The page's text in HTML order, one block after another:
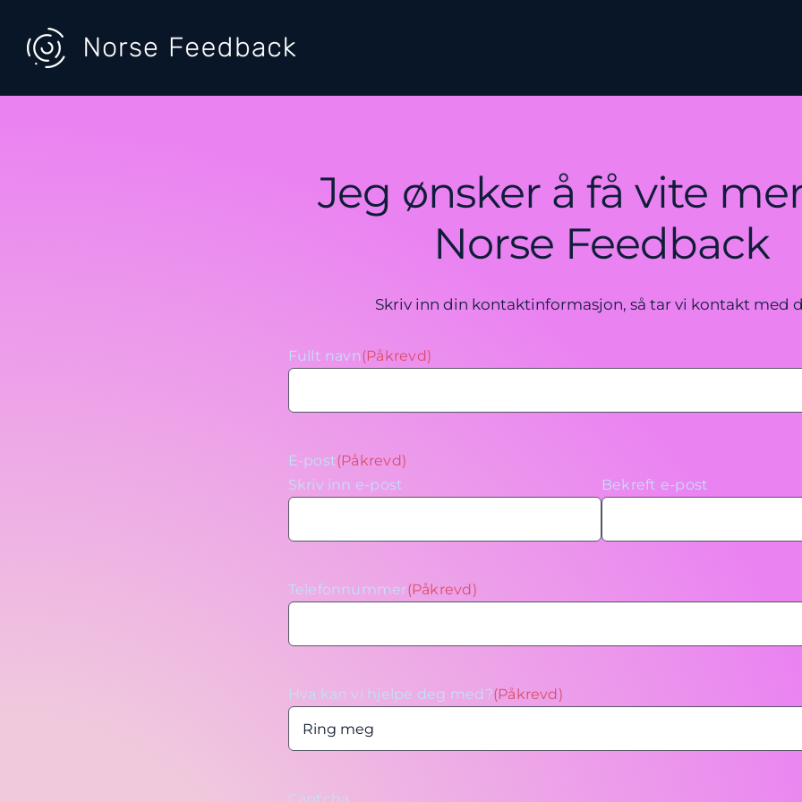
content
Jeg ønsker å få vite
Norse Feedback
Skriv inn din kontaktinformasjon, så tar vi kontakt med
Fullt navn(Påkrevd)
E-post(Påkrevd)
Skriv inn e-post
Bekreft e-post
Telefonnummer(Påkrevd)
Hva kan vi hjelpe deg med?(Påkrevd)